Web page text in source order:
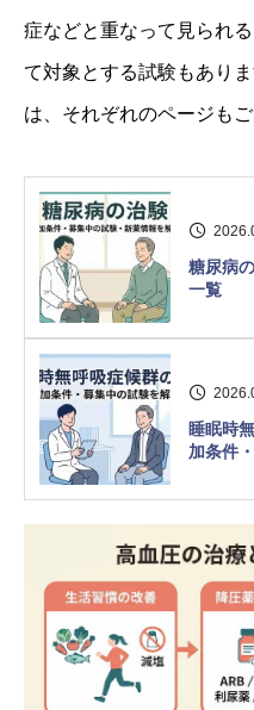
症などと重なって見られ
て対象とする試験もあり
は、それぞれのページもご
糖尿病
一覧
睡眠時
加条件